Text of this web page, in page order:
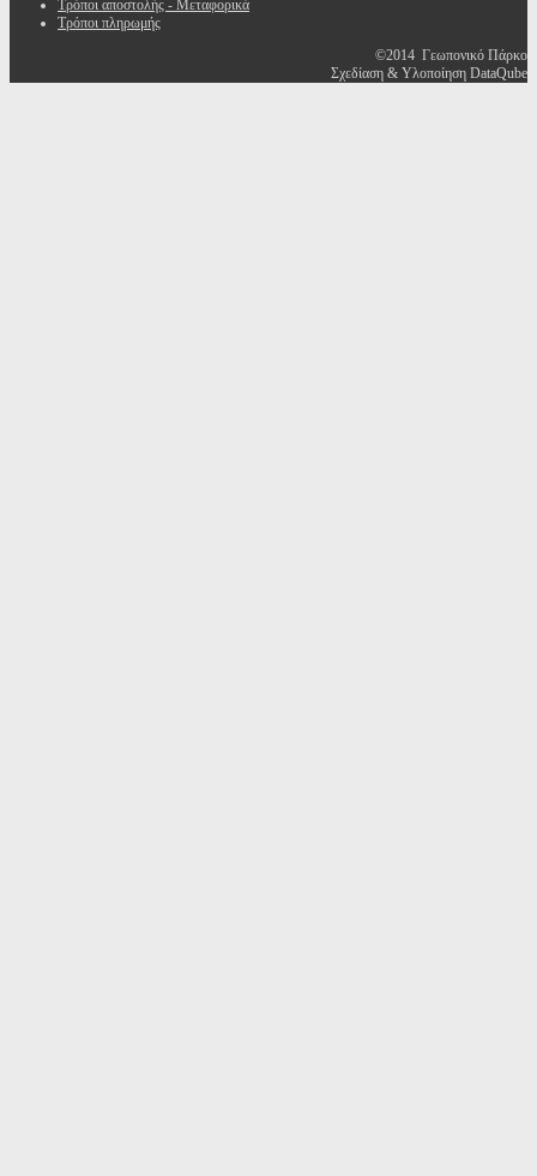
Τρόποι αποστολής - Μεταφορικά
Τρόποι πληρωμής
©2014 Γεωπονικό Πάρκο
Σχεδίαση & Υλοποίηση DataQube